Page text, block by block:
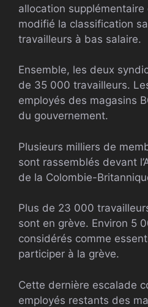
allocation
modifié la classification
travailleurs à bas salaire.
Ensemble, les deux
de 35 000 travailleurs.
employés des magasins
du gouvernement.
Plusieurs milliers de
sont rassemblés devant
de la Colombie-
Plus de 23 000
sont en grève. Environ 5
considérés comme
participer à la grève.
Cette dernière escalade
employés restants des